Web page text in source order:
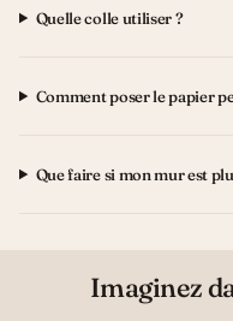
Quelle colle utiliser ?
Comment poser le papier
Que faire si mon mur est
Imaginez